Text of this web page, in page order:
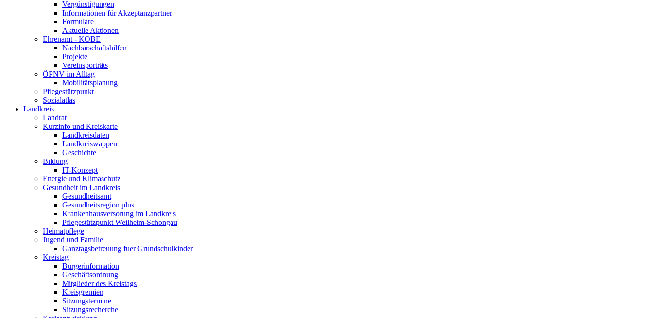
Vergünstigungen
Informationen für Akzeptanzpartner
Formulare
Aktuelle Aktionen
Ehrenamt - KOBE
Nachbarschaftshilfen
Projekte
Vereinsporträts
ÖPNV im Alltag
Mobilitätsplanung
Pflegestützpunkt
Sozialatlas
Landkreis
Landrat
Kurzinfo und Kreiskarte
Landkreisdaten
Landkreiswappen
Geschichte
Bildung
IT-Konzept
Energie und Klimaschutz
Gesundheit im Landkreis
Gesundheitsamt
Gesundheitsregion plus
Krankenhausversorung im Landkreis
Pflegestützpunkt Weilheim-Schongau
Heimatpflege
Jugend und Familie
Ganztagsbetreuung fuer Grundschulkinder
Kreistag
Bürgerinformation
Geschäftsordnung
Mitglieder des Kreistags
Kreisgremien
Sitzungstermine
Sitzungsrecherche